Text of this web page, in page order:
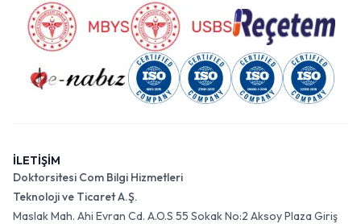
İLETİŞİM
Doktorsitesi Com Bilgi Hizmetleri
Teknoloji ve Ticaret A.Ş.
Maslak Mah. Ahi Evran Cd. A.O.S 55 Sokak No:2 Aksoy Plaza Giriş